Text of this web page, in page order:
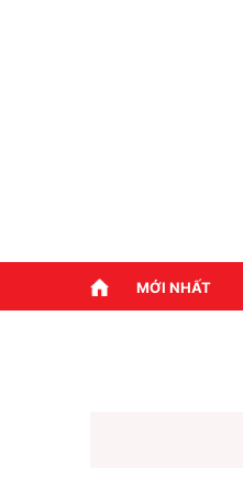
MỚI NHẤT